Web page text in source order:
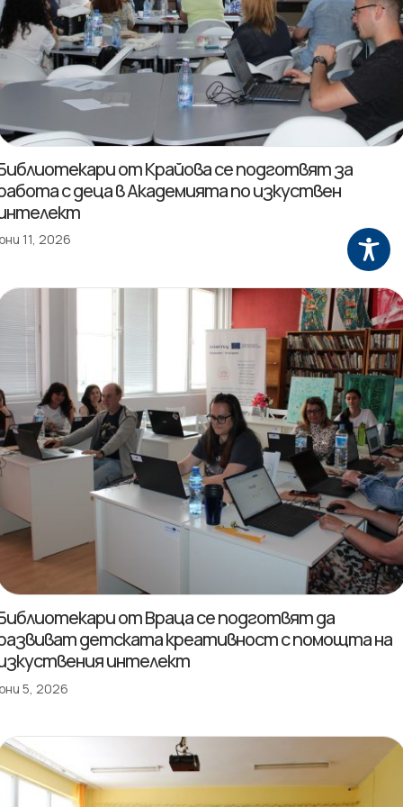
от Крайова се подготвят за
с деца в Академията по изкуствен
11, 2026
от Враца се подготвят да
детската креативност с помощта на
интелект
5, 2026